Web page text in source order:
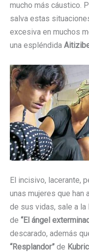
mucho más cáustico.
salva estas
excesiva en muchos
una espléndida
El incisivo, lacerante,
unas mujeres que han
de sus vidas, sale a la
de “El ángel
descarado, además
“Resplandor” de